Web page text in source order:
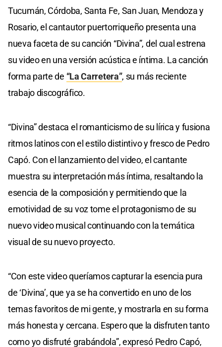
Tucumán, Córdoba, Santa Fe, San Juan, Mendoza y
Rosario, el cantautor puertorriqueño presenta una
nueva faceta de su canción “Divina”, del cual estrena
su video en una versión acústica e íntima. La canción
forma parte de “La Carretera”, su más reciente
trabajo discográfico.
“Divina” destaca el romanticismo de su lírica y fusiona
ritmos latinos con el estilo distintivo y fresco de Pedro
Capó. Con el lanzamiento del video, el cantante
muestra su interpretación más íntima, resaltando la
esencia de la composición y permitiendo que la
emotividad de su voz tome el protagonismo de su
nuevo video musical continuando con la temática
visual de su nuevo proyecto.
“Con este video queríamos capturar la esencia pura
de ‘Divina’, que ya se ha convertido en uno de los
temas favoritos de mi gente, y mostrarla en su forma
más honesta y cercana. Espero que la disfruten tanto
como yo disfruté grabándola”, expresó Pedro Capó,